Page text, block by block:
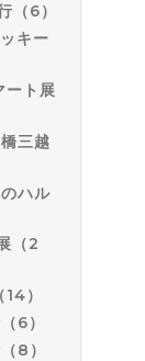
（6）
キー
ト展
三越
ハル
（2
）
6）
8）